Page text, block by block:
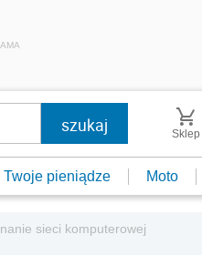
Sklep
Twoje pieniądze Moto
sieci komputerowej